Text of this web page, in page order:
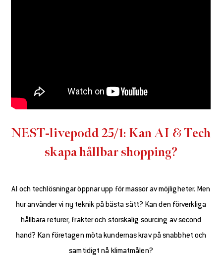
NEST-livepodd 25/1: Kan AI & Tech
skapa hållbar shopping?
AI och techlösningar öppnar upp för massor av möjligheter. Men
hur använder vi ny teknik på bästa sätt? Kan den förverkliga
hållbara returer, frakter och storskalig sourcing av second
hand? Kan företagen möta kundernas krav på snabbhet och
samtidigt nå klimatmålen?